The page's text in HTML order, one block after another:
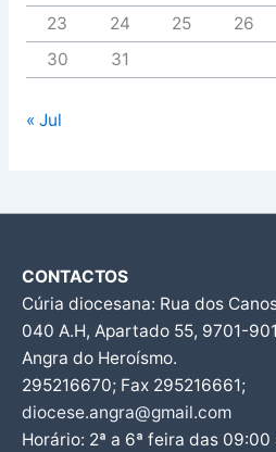
23
24 25 26
30
31
« Jul
CONTACTOS
Cúria diocesana: Rua dos
040 A.H, Apartado 55, 9701-901
Angra do Heroísmo.
295216670; Fax 295216661;
diocese.angra@gmail.com
Horário: 2ª a 6ª feira das